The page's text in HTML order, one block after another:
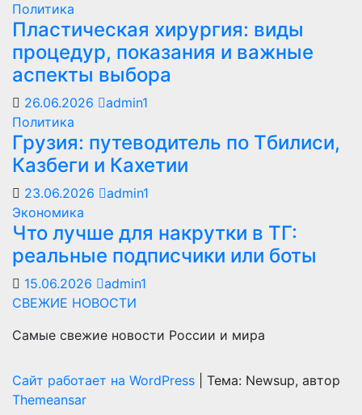
Политика
Пластическая хирургия: виды
процедур, показания и важные
аспекты выбора
26.06.2026
admin1
Политика
Грузия: путеводитель по Тбилиси,
Казбеги и Кахетии
23.06.2026
admin1
Экономика
Что лучше для накрутки в ТГ:
реальные подписчики или боты
15.06.2026
admin1
СВЕЖИЕ НОВОСТИ
Самые свежие новости России и мира
Сайт работает на WordPress
Тема: Newsup, автор
Themeansar